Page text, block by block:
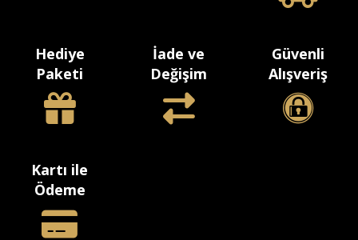
Hediye
Paketi
İade ve
Değişim
Güvenli
Alışveriş
Kartı ile
Ödeme